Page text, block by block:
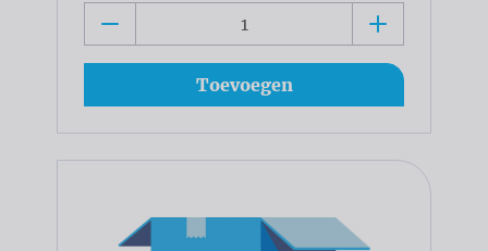
Toevoegen